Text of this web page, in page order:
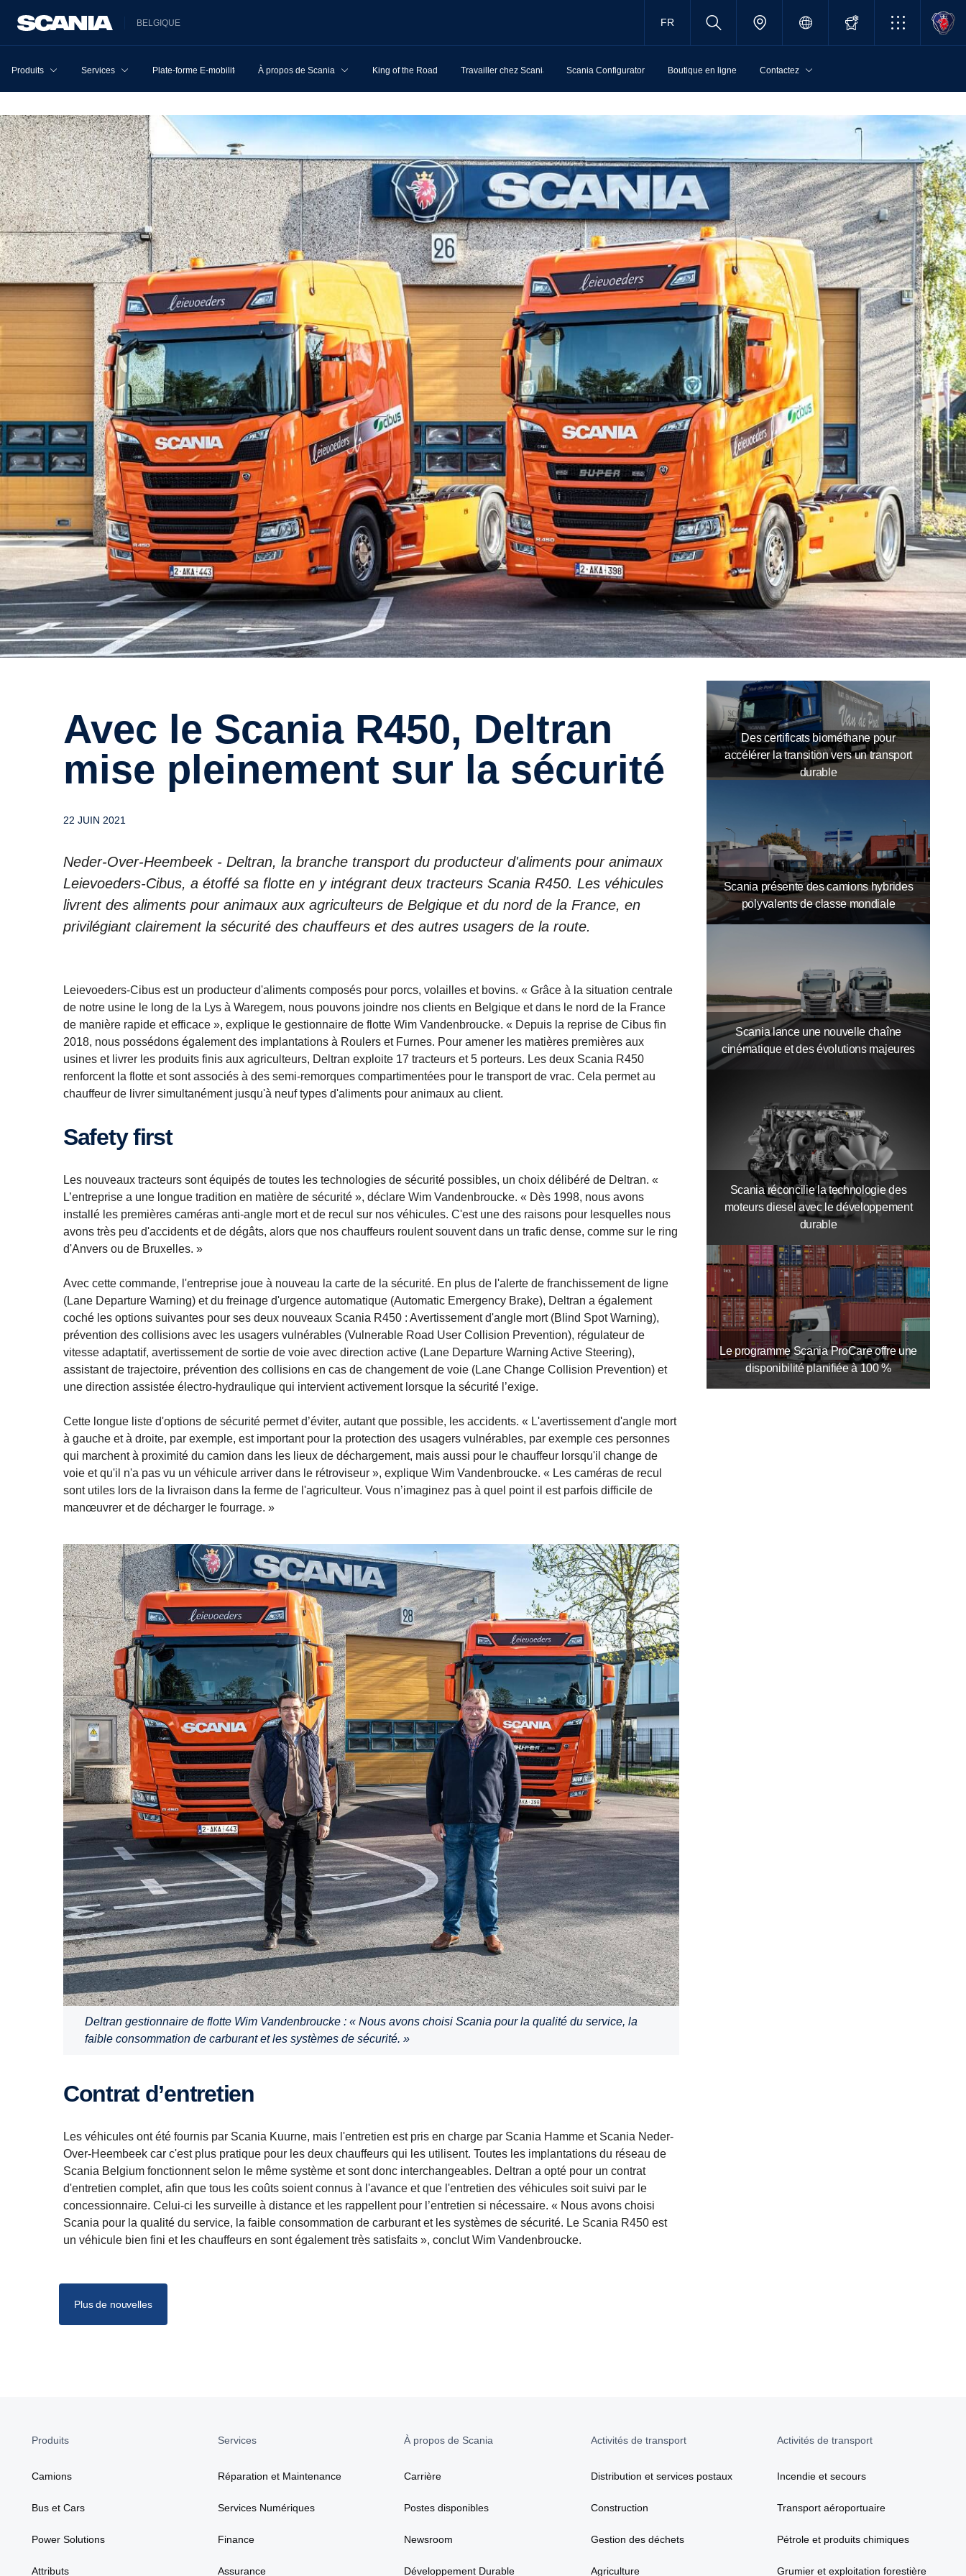
BELGIQUE FR
Produits Services Plate-forme E-mobilité À propos de Scania King of the Road Travailler chez Scania Scania Configurator Boutique en ligne Contactez
Avec le Scania R450, Deltran
mise pleinement sur la sécurité
22 JUIN 2021
Neder-Over-Heembeek - Deltran, la branche transport du producteur d'aliments pour animaux
Leievoeders-Cibus, a étoffé sa flotte en y intégrant deux tracteurs Scania R450. Les véhicules
livrent des aliments pour animaux aux agriculteurs de Belgique et du nord de la France, en
privilégiant clairement la sécurité des chauffeurs et des autres usagers de la route.
Leievoeders-Cibus est un producteur d'aliments composés pour porcs, volailles et bovins. « Grâce à la situation centrale
de notre usine le long de la Lys à Waregem, nous pouvons joindre nos clients en Belgique et dans le nord de la France
de manière rapide et efficace », explique le gestionnaire de flotte Wim Vandenbroucke. « Depuis la reprise de Cibus fin
2018, nous possédons également des implantations à Roulers et Furnes. Pour amener les matières premières aux
usines et livrer les produits finis aux agriculteurs, Deltran exploite 17 tracteurs et 5 porteurs. Les deux Scania R450
renforcent la flotte et sont associés à des semi-remorques compartimentées pour le transport de vrac. Cela permet au
chauffeur de livrer simultanément jusqu'à neuf types d'aliments pour animaux au client.
Safety first
Les nouveaux tracteurs sont équipés de toutes les technologies de sécurité possibles, un choix délibéré de Deltran. «
L’entreprise a une longue tradition en matière de sécurité », déclare Wim Vandenbroucke. « Dès 1998, nous avons
installé les premières caméras anti-angle mort et de recul sur nos véhicules. C'est une des raisons pour lesquelles nous
avons très peu d'accidents et de dégâts, alors que nos chauffeurs roulent souvent dans un trafic dense, comme sur le ring
d'Anvers ou de Bruxelles. »
Avec cette commande, l'entreprise joue à nouveau la carte de la sécurité. En plus de l'alerte de franchissement de ligne
(Lane Departure Warning) et du freinage d'urgence automatique (Automatic Emergency Brake), Deltran a également
coché les options suivantes pour ses deux nouveaux Scania R450 : Avertissement d'angle mort (Blind Spot Warning),
prévention des collisions avec les usagers vulnérables (Vulnerable Road User Collision Prevention), régulateur de
vitesse adaptatif, avertissement de sortie de voie avec direction active (Lane Departure Warning Active Steering),
assistant de trajectoire, prévention des collisions en cas de changement de voie (Lane Change Collision Prevention) et
une direction assistée électro-hydraulique qui intervient activement lorsque la sécurité l’exige.
Cette longue liste d'options de sécurité permet d’éviter, autant que possible, les accidents. « L'avertissement d'angle mort
à gauche et à droite, par exemple, est important pour la protection des usagers vulnérables, par exemple ces personnes
qui marchent à proximité du camion dans les lieux de déchargement, mais aussi pour le chauffeur lorsqu'il change de
voie et qu'il n'a pas vu un véhicule arriver dans le rétroviseur », explique Wim Vandenbroucke. « Les caméras de recul
sont utiles lors de la livraison dans la ferme de l'agriculteur. Vous n’imaginez pas à quel point il est parfois difficile de
manœuvrer et de décharger le fourrage. »
Deltran gestionnaire de flotte Wim Vandenbroucke : « Nous avons choisi Scania pour la qualité du service, la
faible consommation de carburant et les systèmes de sécurité. »
Contrat d’entretien
Les véhicules ont été fournis par Scania Kuurne, mais l'entretien est pris en charge par Scania Hamme et Scania Neder-
Over-Heembeek car c'est plus pratique pour les deux chauffeurs qui les utilisent. Toutes les implantations du réseau de
Scania Belgium fonctionnent selon le même système et sont donc interchangeables. Deltran a opté pour un contrat
d'entretien complet, afin que tous les coûts soient connus à l'avance et que l'entretien des véhicules soit suivi par le
concessionnaire. Celui-ci les surveille à distance et les rappellent pour l’entretien si nécessaire. « Nous avons choisi
Scania pour la qualité du service, la faible consommation de carburant et les systèmes de sécurité. Le Scania R450 est
un véhicule bien fini et les chauffeurs en sont également très satisfaits », conclut Wim Vandenbroucke.
Plus de nouvelles
Des certificats biométhane pour
accélérer la transition vers un transport
durable
Scania présente des camions hybrides
polyvalents de classe mondiale
Scania lance une nouvelle chaîne
cinématique et des évolutions majeures
Scania réconcilie la technologie des
moteurs diesel avec le développement
durable
Le programme Scania ProCare offre une
disponibilité planifiée à 100 %
Produits
Camions
Bus et Cars
Power Solutions
Attributs
Services
Réparation et Maintenance
Services Numériques
Finance
Assurance
À propos de Scania
Carrière
Postes disponibles
Newsroom
Développement Durable
Activités de transport
Distribution et services postaux
Construction
Gestion des déchets
Agriculture
Activités de transport
Incendie et secours
Transport aéroportuaire
Pétrole et produits chimiques
Grumier et exploitation forestière